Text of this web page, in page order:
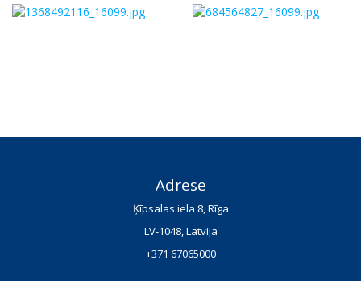
Adrese
Ķīpsalas iela 8, Rīga
LV-1048, Latvija
+371 67065000